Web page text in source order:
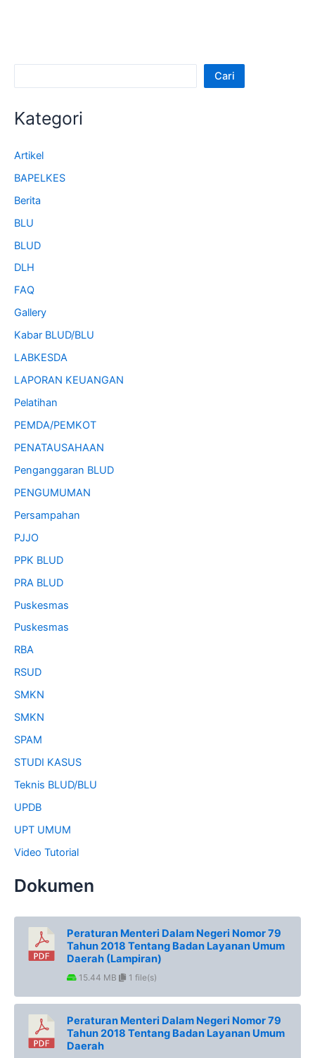
Cari
Kategori
Artikel
BAPELKES
Berita
BLU
BLUD
DLH
FAQ
Gallery
Kabar BLUD/BLU
LABKESDA
LAPORAN KEUANGAN
Pelatihan
PEMDA/PEMKOT
PENATAUSAHAAN
Penganggaran BLUD
PENGUMUMAN
Persampahan
PJJO
PPK BLUD
PRA BLUD
Puskesmas
Puskesmas
RBA
RSUD
SMKN
SMKN
SPAM
STUDI KASUS
Teknis BLUD/BLU
UPDB
UPT UMUM
Video Tutorial
Dokumen
Peraturan Menteri Dalam Negeri Nomor 79
Tahun 2018 Tentang Badan Layanan Umum
Daerah (Lampiran)
15.44 MB 1 file(s)
Peraturan Menteri Dalam Negeri Nomor 79
Tahun 2018 Tentang Badan Layanan Umum
Daerah